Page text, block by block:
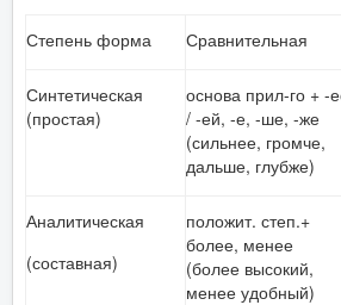
Степень форма Сравнительная
Синтетическая
(простая)
основа прил-го + -
/ -ей, -е, -ше, -же
(сильнее, громче,
дальше, глубже)
Аналитическая
(составная)
положит. степ.+
более, менее
(более высокий,
менее удобный)